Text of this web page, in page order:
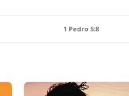
1 Pedro 5:8